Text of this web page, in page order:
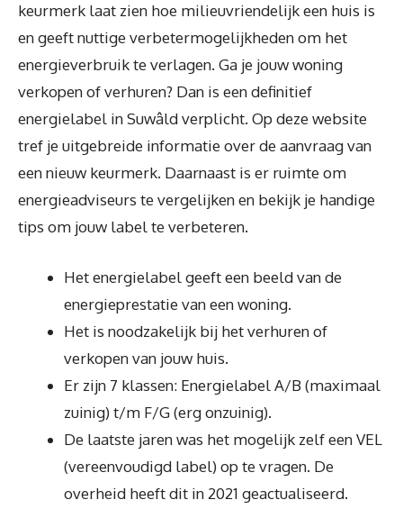
keurmerk laat zien hoe milieuvriendelijk een huis is
en geeft nuttige verbetermogelijkheden om het
energieverbruik te verlagen. Ga je jouw woning
verkopen of verhuren? Dan is een definitief
energielabel in Suwâld verplicht. Op deze website
tref je uitgebreide informatie over de aanvraag van
een nieuw keurmerk. Daarnaast is er ruimte om
energieadviseurs te vergelijken en bekijk je handige
tips om jouw label te verbeteren.
Het energielabel geeft een beeld van de
energieprestatie van een woning.
Het is noodzakelijk bij het verhuren of
verkopen van jouw huis.
Er zijn 7 klassen: Energielabel A/B (maximaal
zuinig) t/m F/G (erg onzuinig).
De laatste jaren was het mogelijk zelf een VEL
(vereenvoudigd label) op te vragen. De
overheid heeft dit in 2021 geactualiseerd.